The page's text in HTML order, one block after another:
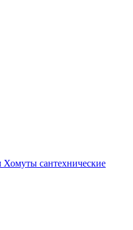
Хомуты сантехнические